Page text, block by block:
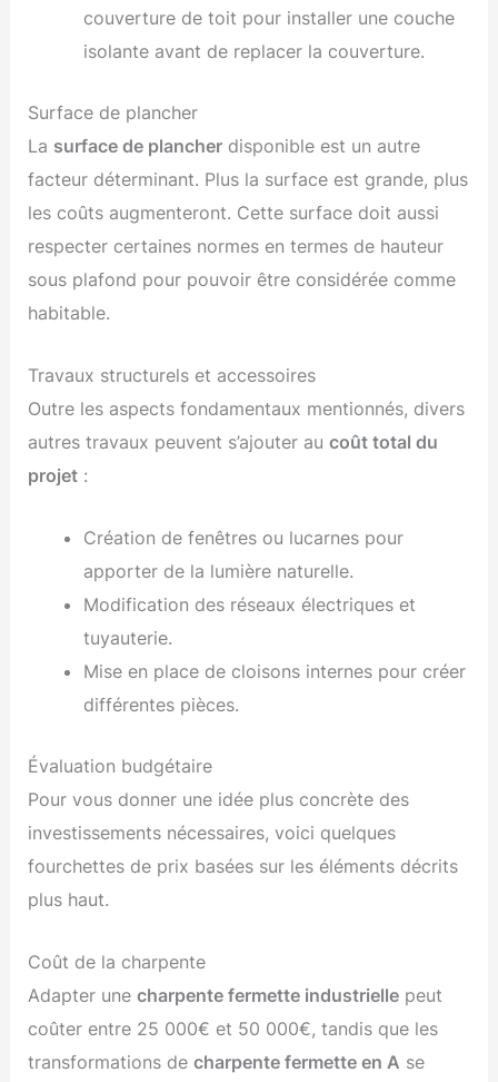
couverture de toit pour installer une couche
isolante avant de replacer la couverture.
Surface de plancher
La surface de plancher disponible est un autre
facteur déterminant. Plus la surface est grande, plus
les coûts augmenteront. Cette surface doit aussi
respecter certaines normes en termes de hauteur
sous plafond pour pouvoir être considérée comme
habitable.
Travaux structurels et accessoires
Outre les aspects fondamentaux mentionnés, divers
autres travaux peuvent s’ajouter aucoût total du
projet :
Création de fenêtres ou lucarnes pour
apporter de la lumière naturelle.
Modification des réseaux électriques et
tuyauterie.
Mise en place de cloisons internes pour créer
différentes pièces.
Évaluation budgétaire
Pour vous donner une idée plus concrète des
investissements nécessaires, voici quelques
fourchettes de prix basées sur les éléments décrits
plus haut.
Coût de la charpente
Adapter unecharpente fermette industrielle peut
coûter entre 25 000€ et 50 000€, tandis que les
transformations decharpente fermette en A se